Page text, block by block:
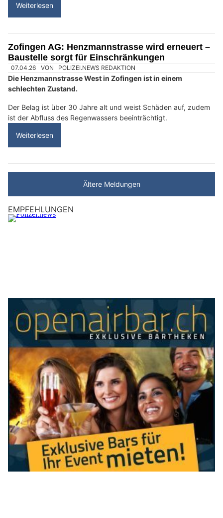
Weiterlesen
Zofingen AG: Henzmannstrasse wird erneuert –
Baustelle sorgt für Einschränkungen
07.04.26 VON POLIZEI.NEWS REDAKTION
Die Henzmannstrasse West in Zofingen ist in einem
schlechten Zustand.
Der Belag ist über 30 Jahre alt und weist Schäden auf, zudem
ist der Abfluss des Regenwassers beeinträchtigt.
Weiterlesen
Ältere Meldungen
EMPFEHLUNGEN